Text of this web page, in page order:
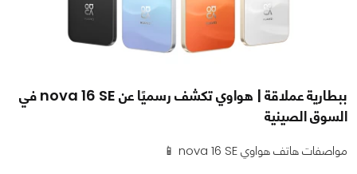
ببطارية عملاقة | هواوي تكشف رسميًا عن nova 16 SE في
السوق الصينية
مواصفات هاتف هواوي nova 16 SE 📱